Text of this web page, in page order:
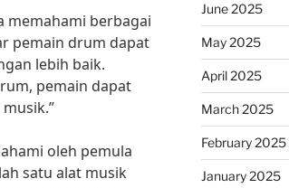
memahami berbagai
pemain drum dapat
lebih baik.
pemain dapat
oleh pemula
satu alat musik
June 2025
May 2025
April 2025
March 2025
February 2025
January 2025